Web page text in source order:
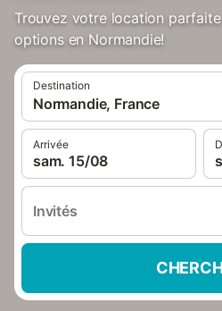
Trouvez votre location
options en Normandie!
Destination
Normandie, France
Arrivée
sam. 15/08
Invités